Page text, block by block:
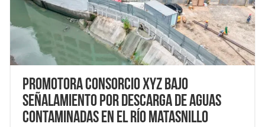
Promotora Consorcio XYZ bajo
señalamiento por descarga de aguas
contaminadas en el río Matasnillo